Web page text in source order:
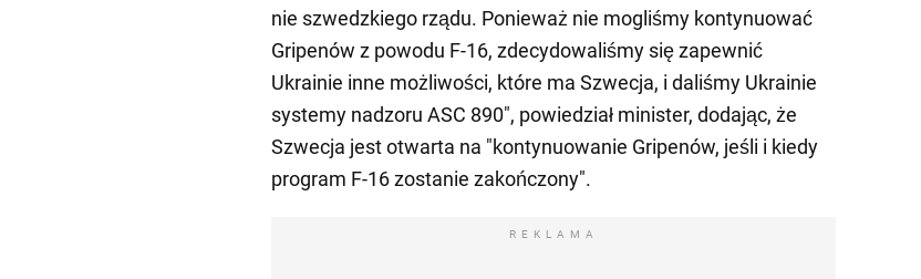
nie szwedzkiego rządu. Ponieważ nie mogliśmy kontynuować
Gripenów z powodu F-16, zdecydowaliśmy się zapewnić
Ukrainie inne możliwości, które ma Szwecja, i daliśmy Ukrainie
systemy nadzoru ASC 890", powiedział minister, dodając, że
Szwecja jest otwarta na "kontynuowanie Gripenów, jeśli i kiedy
program F-16 zostanie zakończony".
REKLAMA